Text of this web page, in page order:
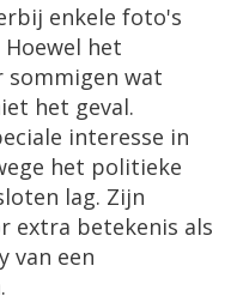
enkele foto's
Hoewel het
sommigen wat
het geval.
interesse in
het politieke
lag. Zijn
extra betekenis als
van een
.